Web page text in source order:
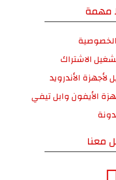
مهمة
الاشتراك
الأندرويد
الأيفون وابل تيفي
معنا